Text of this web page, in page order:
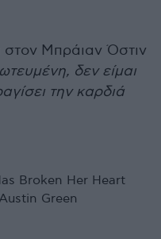
στον Μπράιαν Όστιν
δεν είμαι
την καρδιά
Broken Her Heart
Green